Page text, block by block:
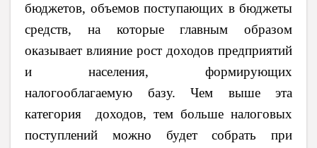
бюджетов, объемов поступающих в бюджеты
средств, на которые главным образом
оказывает влияние рост доходов предприятий
и населения, формирующих
налогооблагаемую базу. Чем выше эта
категория доходов, тем больше налоговых
поступлений можно будет собрать при